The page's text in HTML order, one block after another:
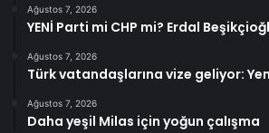
Ağustos 7, 2026
YENİ Parti mi CHP mi? Erdal
Ağustos 7, 2026
Türk vatandaşlarına vize geliyor:
Ağustos 7, 2026
Daha yeşil Milas için yoğun çalışma